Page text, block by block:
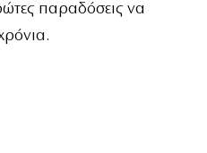
παραδόσεις να